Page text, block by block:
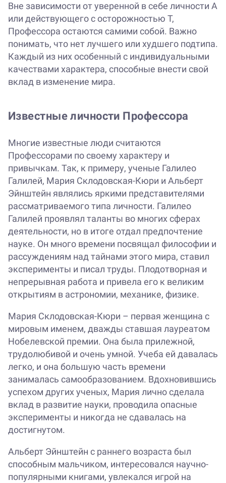
Вне зависимости от уверенной в себе личности A
или действующего с осторожностью T,
Профессора остаются самими собой. Важно
понимать, что нет лучшего или худшего подтипа.
Каждый из них особенный с индивидуальными
качествами характера, способные внести свой
вклад в изменение мира.
Известные личности Профессора
Многие известные люди считаются
Профессорами по своему характеру и
привычкам. Так, к примеру, ученые Галилео
Галилей, Мария Склодовская-Кюри и Альберт
Эйнштейн являлись яркими представителями
рассматриваемого типа личности. Галилео
Галилей проявлял таланты во многих сферах
деятельности, но в итоге отдал предпочтение
науке. Он много времени посвящал философии и
рассуждениям над тайнами этого мира, ставил
эксперименты и писал труды. Плодотворная и
непрерывная работа и привела его к великим
открытиям в астрономии, механике, физике.
Мария Склодовская-Кюри – первая женщина с
мировым именем, дважды ставшая лауреатом
Нобелевской премии. Она была прилежной,
трудолюбивой и очень умной. Учеба ей давалась
легко, и она большую часть времени
занималась самообразованием. Вдохновившись
успехом других ученых, Мария лично сделала
вклад в развитие науки, проводила опасные
эксперименты и никогда не сдавалась на
достигнутом.
Альберт Эйнштейн с раннего возраста был
способным мальчиком, интересовался научно-
популярными книгами, увлекался игрой на